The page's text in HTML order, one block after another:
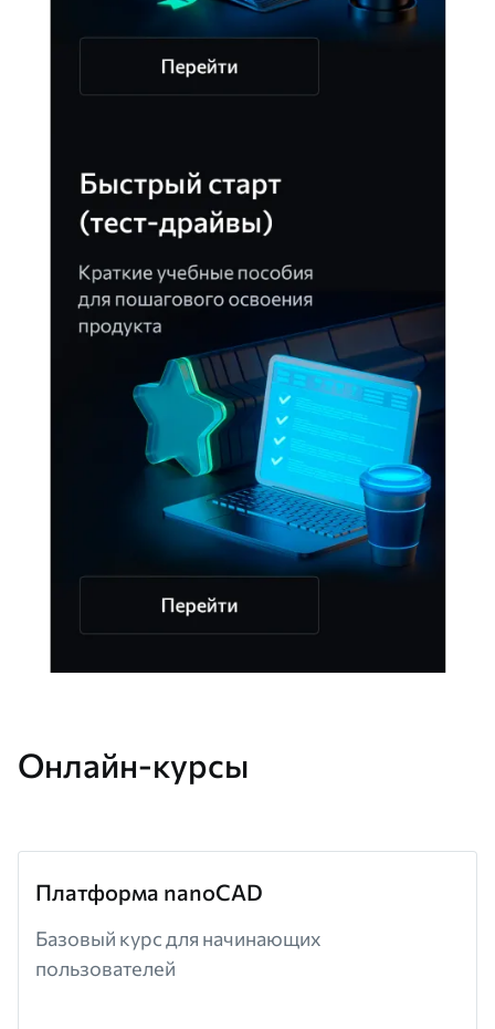
Онлайн-курсы
Платформа nanoCAD
Базовый курс для начинающих
пользователей